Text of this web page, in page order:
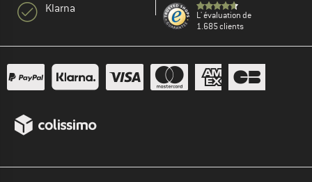
Klarna
L' évaluation de
1.685 clients